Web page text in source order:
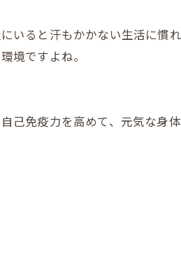
いると汗もかかない生活に
境ですよね。
己免疫力を高めて、元気な身